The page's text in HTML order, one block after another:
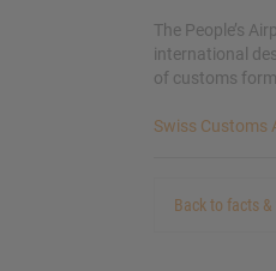
The People’s
international
of customs
Swiss Customs
Back to facts